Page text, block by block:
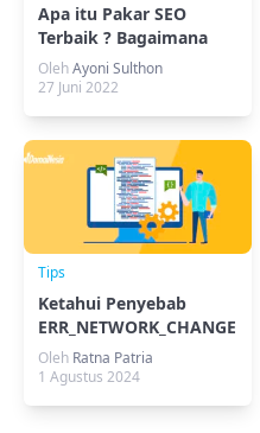
Apa itu Pakar SEO
Terbaik ? Bagaimana
Cara kerjanya
OlehAyoni Sulthon
27 Juni 2022
Tips
Ketahui Penyebab
ERR_NETWORK_CHANGED
Oleh Ratna Patria
1 Agustus 2024